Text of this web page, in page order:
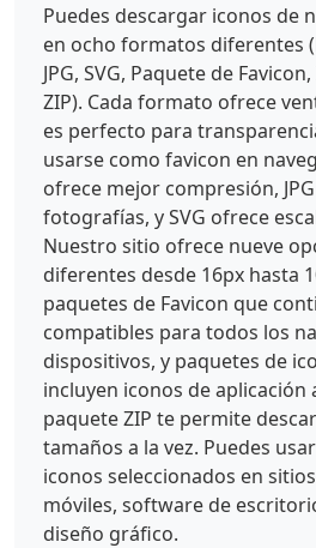
Puedes descargar iconos de
en ocho formatos diferentes
JPG, SVG, Paquete de
ZIP). Cada formato ofrece
es perfecto para
usarse como favicon en
ofrece mejor compresión,
fotografías, y SVG ofrece
Nuestro sitio ofrece nueve
diferentes desde 16px hasta
paquetes de Favicon que
compatibles para todos los
dispositivos, y paquetes de
incluyen iconos de aplicación
paquete ZIP te permite
tamaños a la vez. Puedes
iconos seleccionados en
móviles, software de
diseño gráfico.